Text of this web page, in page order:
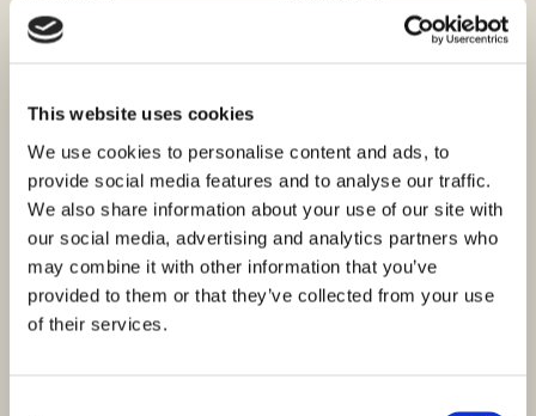
This website uses cookies
We use cookies to personalise content and ads, to
provide social media features and to analyse our traffic.
We also share information about your use of our site with
our social media, advertising and analytics partners who
may combine it with other information that you’ve
provided to them or that they’ve collected from your use
of their services.
Vzdálenost od moře : 100 M
Výhled na moře
nádherným…